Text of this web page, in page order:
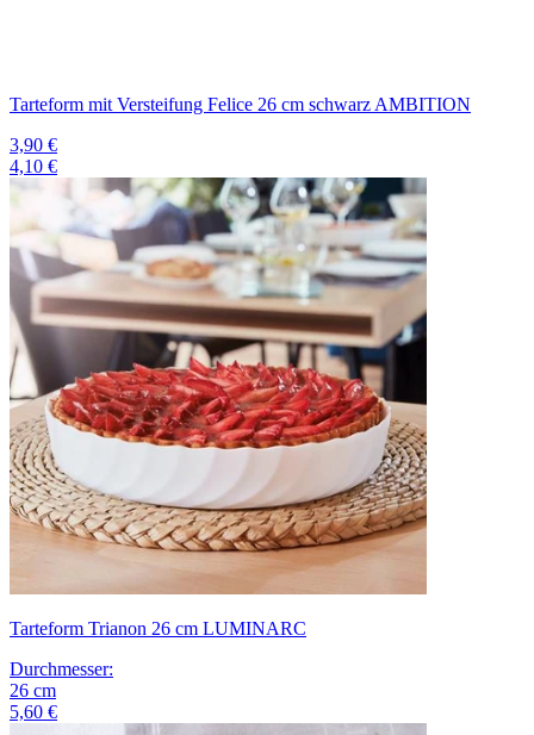
Tarteform mit Versteifung Felice 26 cm schwarz AMBITION
3,90 €
4,10 €
Tarteform Trianon 26 cm LUMINARC
Durchmesser:
26 cm
5,60 €